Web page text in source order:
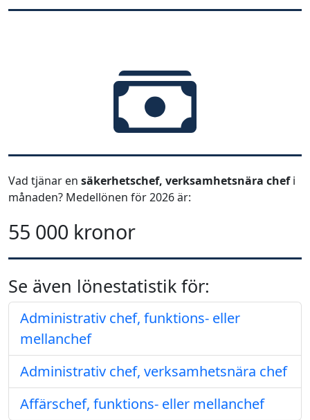
Vad tjänar en säkerhetschef, verksamhetsnära chefi
månaden? Medellönen för 2026 är:
55 000 kronor
Se även lönestatistik för:
Administrativ chef, funktions- eller
mellanchef
Administrativ chef, verksamhetsnära chef
Affärschef, funktions- eller mellanchef